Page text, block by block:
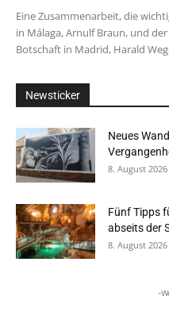
Eine Zusammenarbeit, die
in Málaga, Arnulf Braun, und
Botschaft in Madrid, Harald
Newsticker
Neues
8. August 2026
Fünf Tipps
abseits der
8. August 2026
-